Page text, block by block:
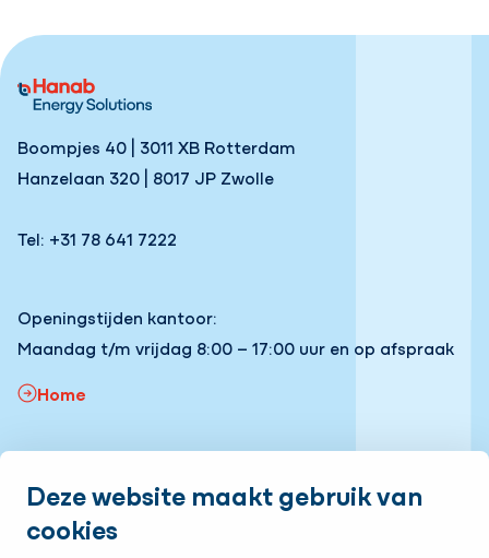
Deze website maakt gebruik van
cookies
Boompjes 40 | 3011 XB Rotterdam
Hanzelaan 320 | 8017 JP Zwolle
Tel: +31 78 641 7222
Openingstijden kantoor:
Maandag t/m vrijdag 8:00 – 17:00 uur en op afspraak
Home
Onze vacatures
Volg ons